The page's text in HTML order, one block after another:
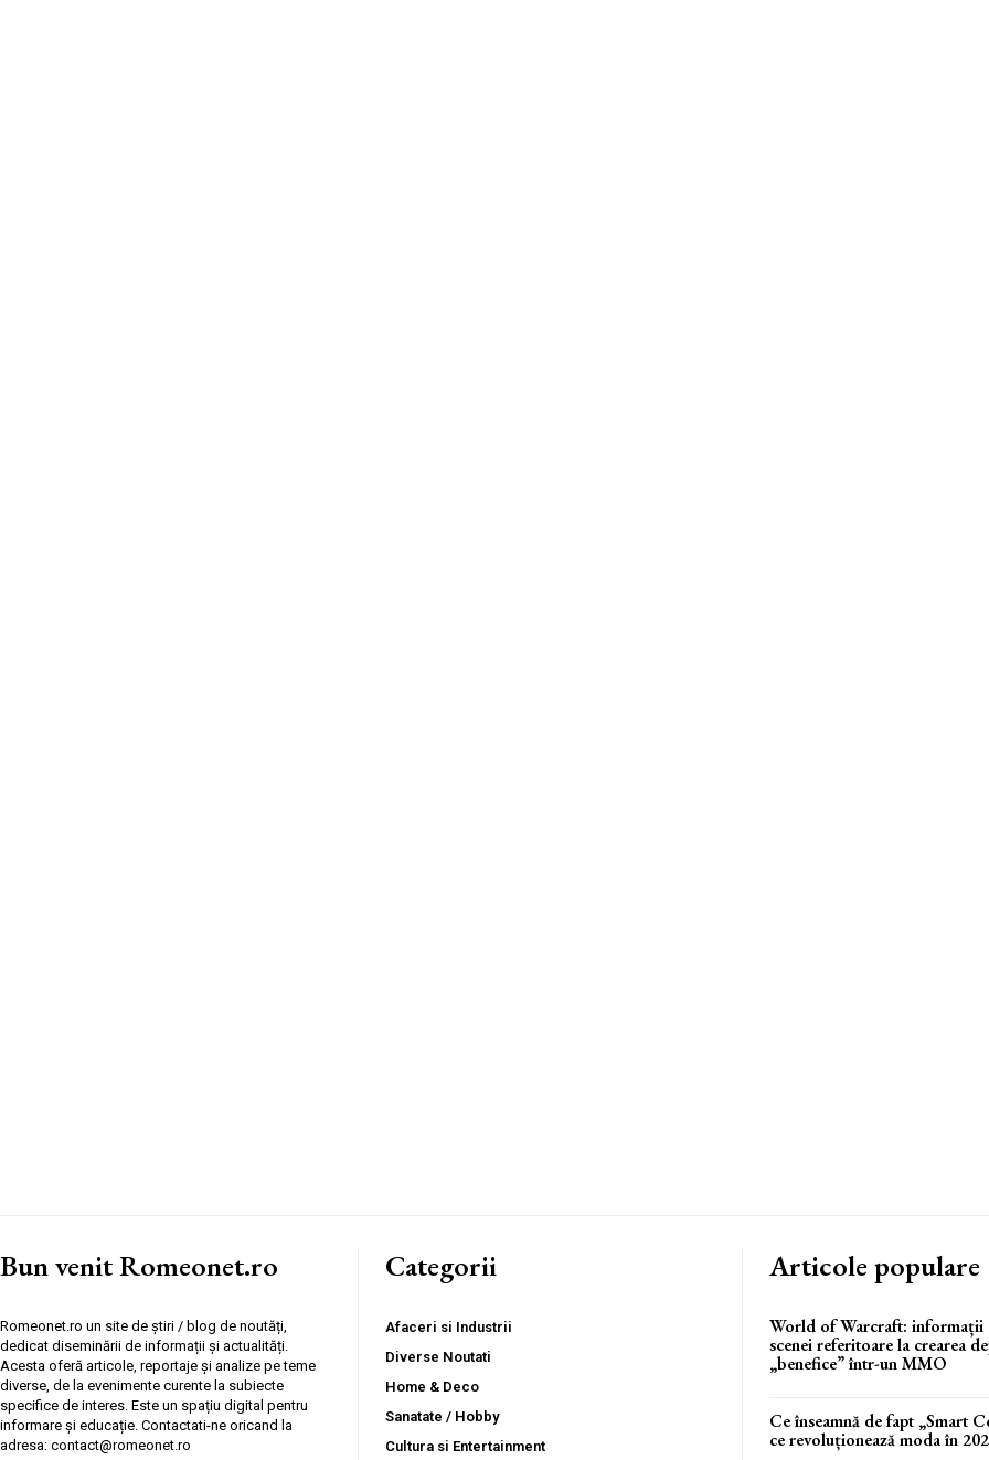
Bun venit Romeonet.ro
Romeonet.ro un site de știri / blog de noutăți,
dedicat diseminării de informații și actualități.
Acesta oferă articole, reportaje și analize pe teme
diverse, de la evenimente curente la subiecte
specifice de interes. Este un spațiu digital pentru
informare și educație. Contactati-ne oricand la
adresa: contact@romeonet.ro
Categorii
Afaceri si Industrii
Diverse Noutati
Home & Deco
Sanatate / Hobby
Cultura si Entertainment
Articole populare
World of Warcraft: informații
scenei referitoare la crearea
„benefice” într-un MMO
Ce înseamnă de fapt „Smart
ce revoluționează moda în